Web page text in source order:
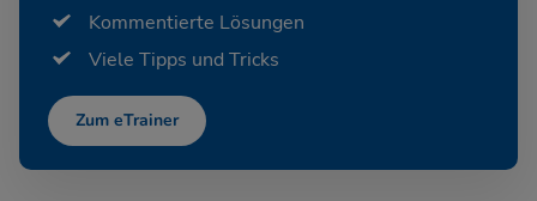
Kommentierte Lösungen
Viele Tipps und Tricks
Zum eTrainer